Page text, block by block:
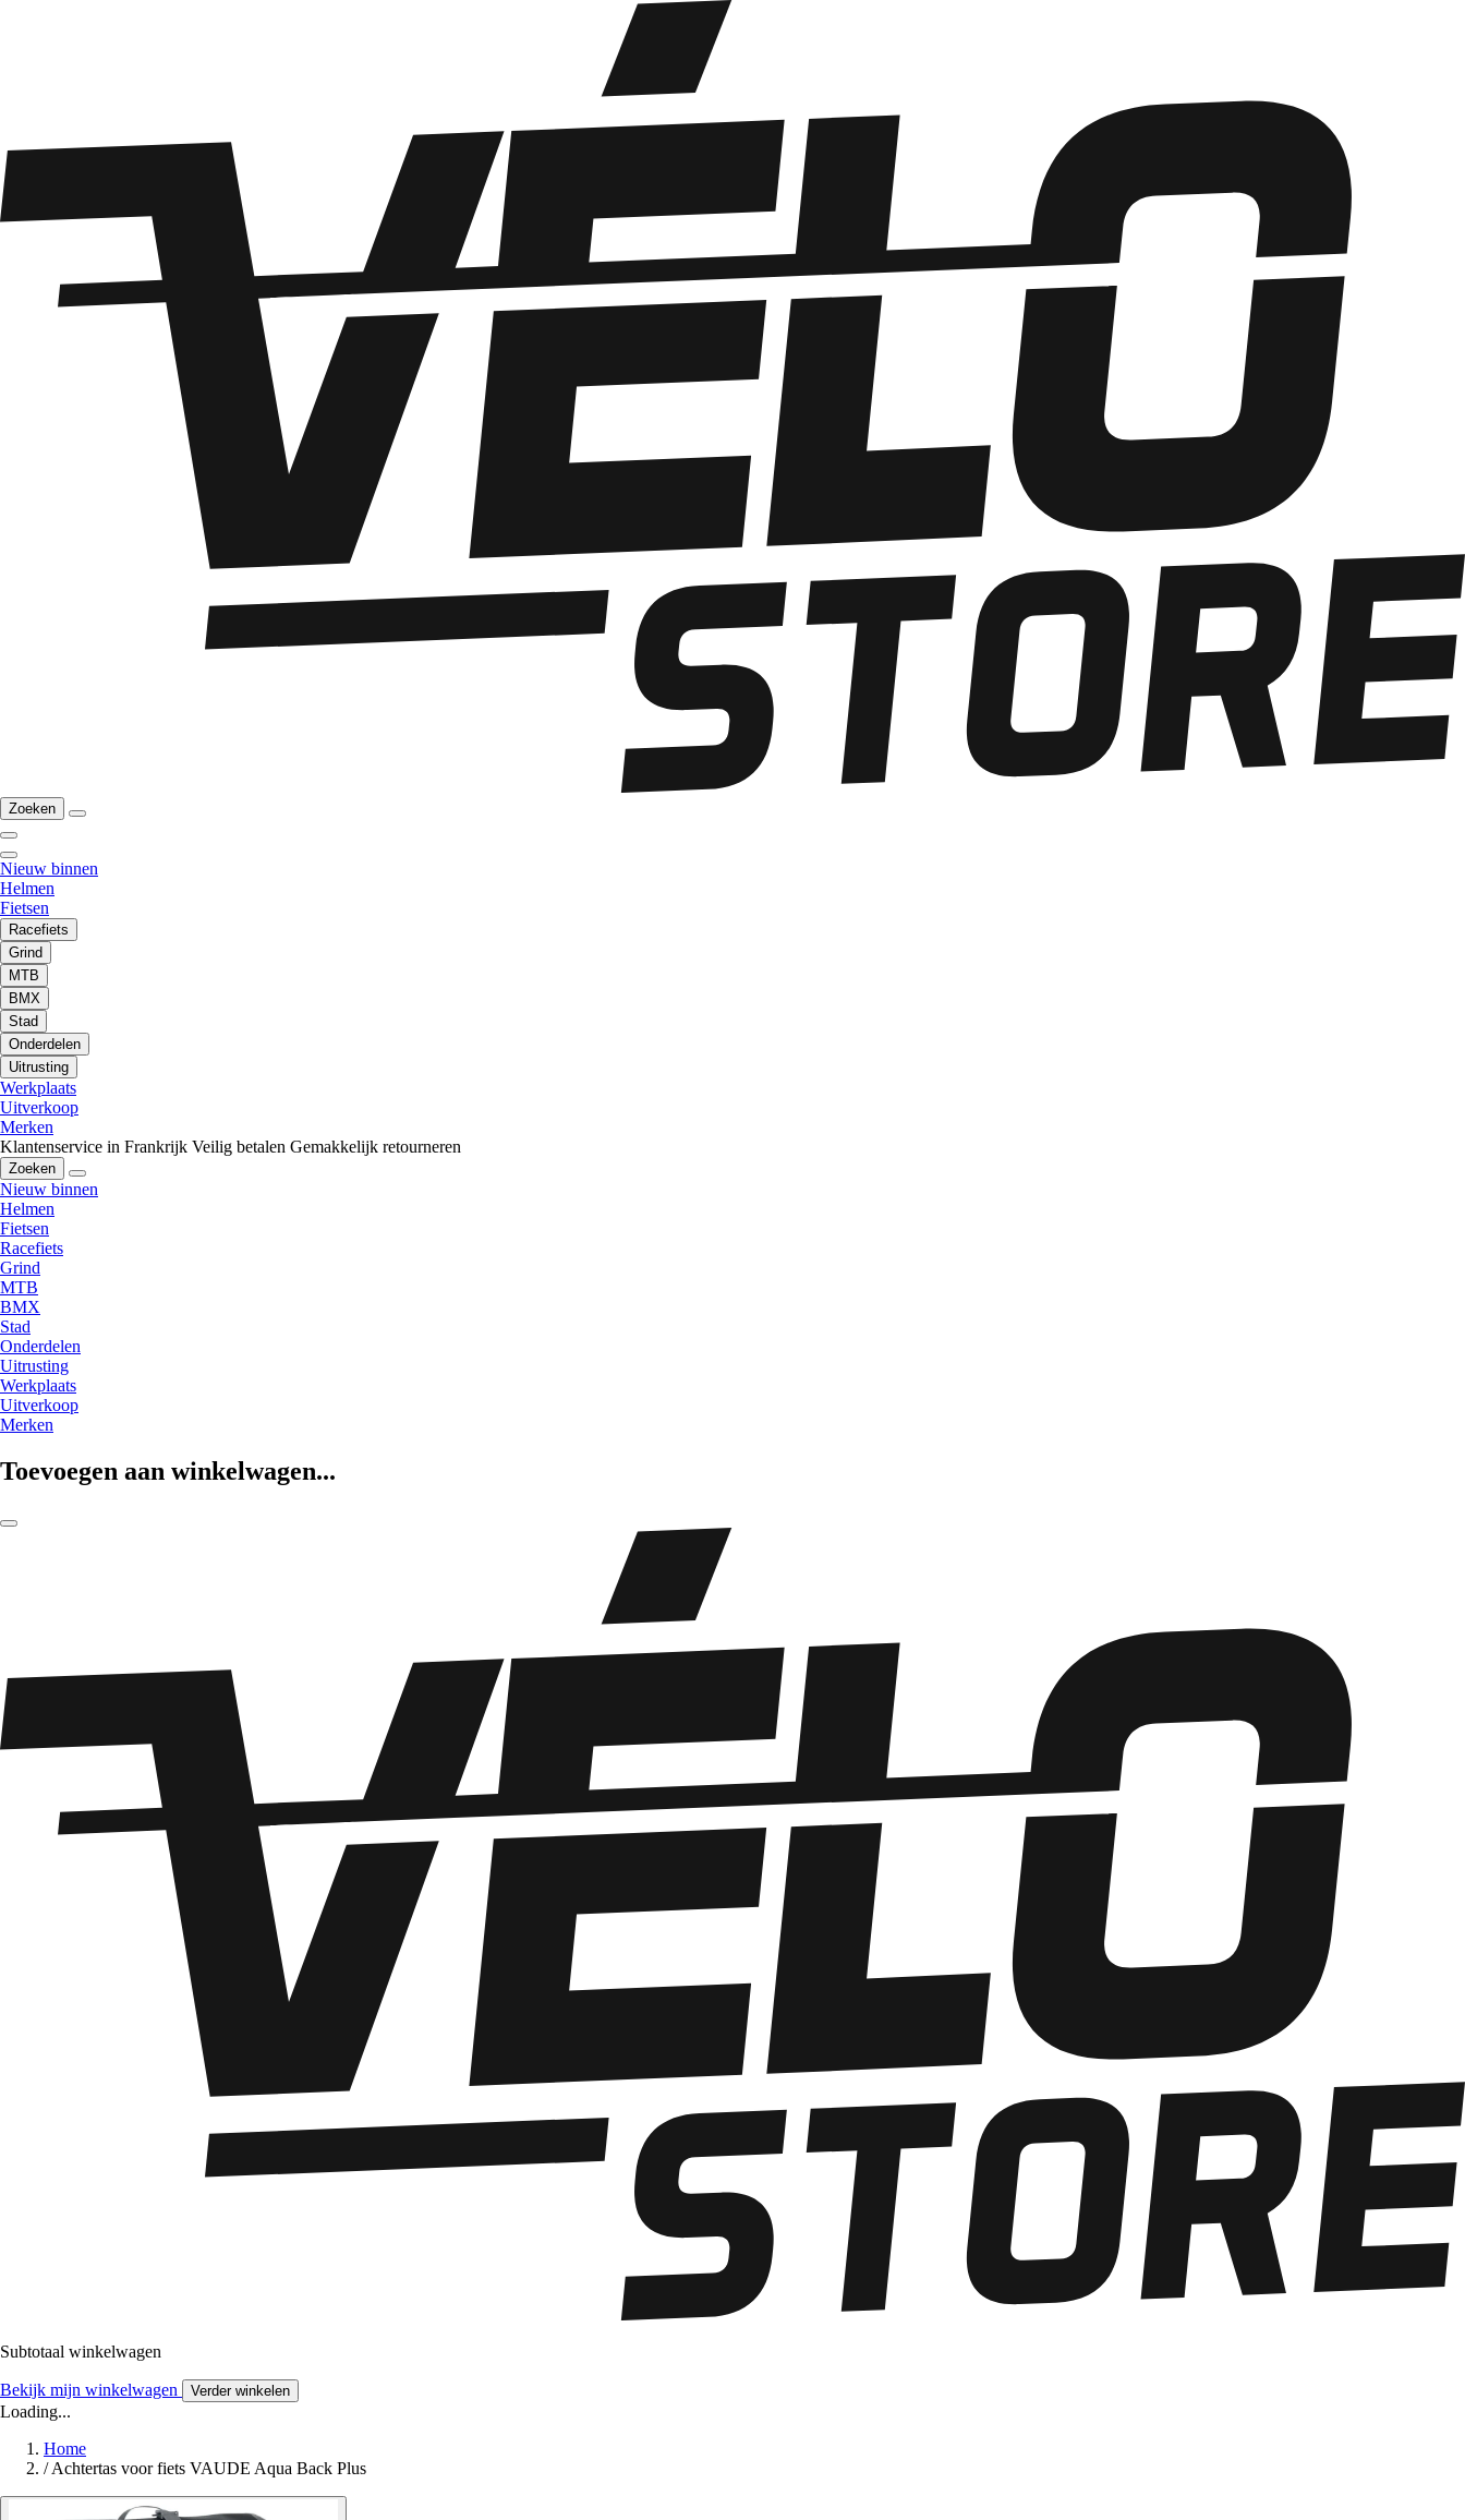
Zoeken
Nieuw binnen
Helmen
Fietsen
Racefiets
Grind
MTB
BMX
Stad
Onderdelen
Uitrusting
Werkplaats
Uitverkoop
Merken
Klantenservice in Frankrijk Veilig betalen Gemakkelijk retourneren
Zoeken
Nieuw binnen
Helmen
Fietsen
Racefiets
Grind
MTB
BMX
Stad
Onderdelen
Uitrusting
Werkplaats
Uitverkoop
Merken
Toevoegen aan winkelwagen...
Subtotaal winkelwagen
Bekijk mijn winkelwagen Verder winkelen
Loading...
Home
/ Achtertas voor fiets VAUDE Aqua Back Plus